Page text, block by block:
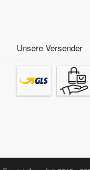
Unsere Versender